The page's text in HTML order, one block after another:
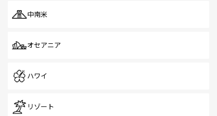
中南米
オセアニア
ハワイ
リゾート